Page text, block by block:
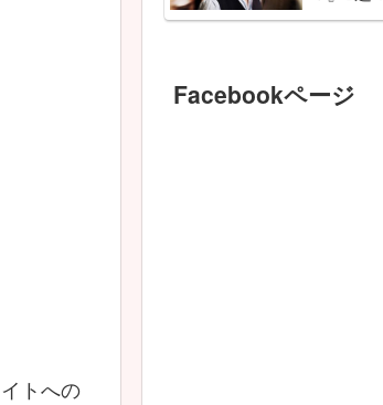
トへの
Facebookページ